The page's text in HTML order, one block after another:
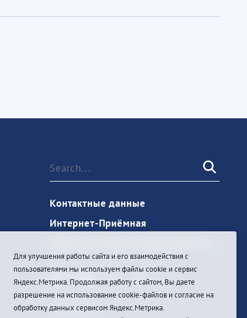
Контактные данные
Интернет-Приёмная
Anmelden
Для улучшения работы сайта и его взаимодействия с
пользователями мы используем файлы cookie и сервис
Яндекс.Метрика. Продолжая работу с сайтом, Вы даете
разрешение на использование cookie-файлов и согласие на
обработку данных сервисом Яндекс.Метрика.